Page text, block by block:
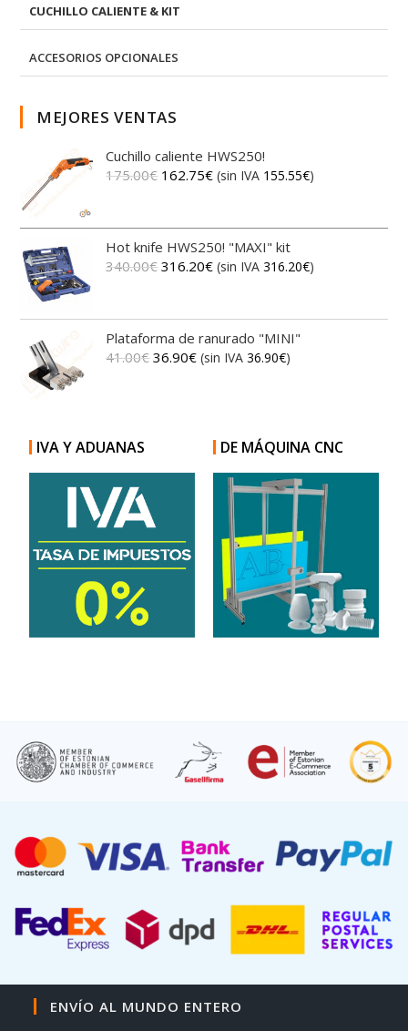
СUCHILLO CALIENTE & KIT
ACCESORIOS OPCIONALES
MEJORES VENTAS
Cuchillo caliente HWS250!
175.00€ 162.75€ (sin IVA 155.55€)
Hot knife HWS250! "MAXI" kit
340.00€ 316.20€ (sin IVA316.20€)
Plataforma de ranurado "MINI"
41.00€ 36.90€ (sin IVA36.90€)
IVA Y ADUANAS DE MÁQUINA CNC
ENVÍO AL MUNDO ENTERO